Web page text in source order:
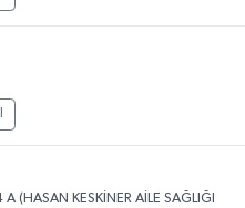
KESKİNER AİLE SAĞLIĞI